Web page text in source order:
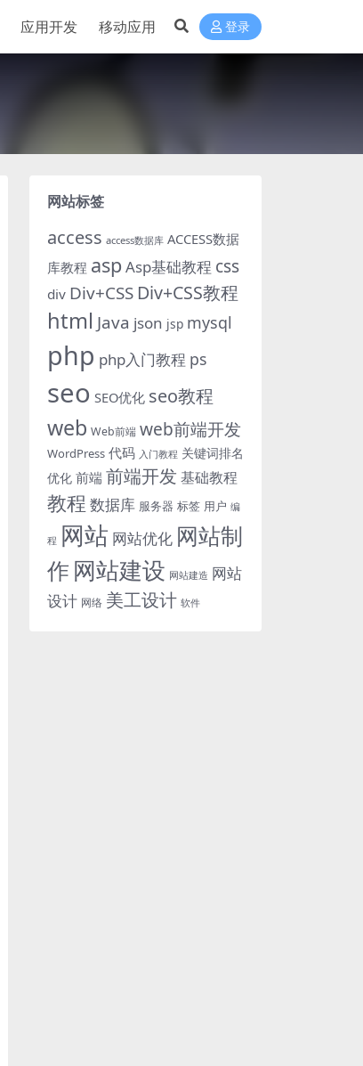
应用开发 移动应用 登录
网站标签
access access数据库 ACCESS数据
库教程 asp Asp基础教程 css
div Div+CSS Div+CSS教程
html Java json jsp mysql
php php入门教程 ps
seo SEO优化 seo教程
web Web前端 web前端开发
WordPress 代码 入门教程 关键词排名
优化 前端 前端开发 基础教程
教程 数据库 服务器 标签 用户 编
程 网站 网站优化 网站制
作 网站建设 网站建造 网站
设计 网络 美工设计 软件